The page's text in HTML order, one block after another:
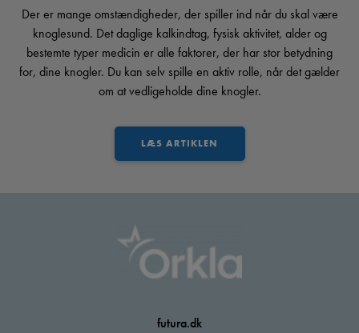
Der er mange omstændigheder, der spiller ind når du skal være
knoglesund. Det daglige kalkindtag, fysisk aktivitet, alder og
bestemte typer medicin er alle faktorer, der har stor betydning
for, dine knogler. Du kan selv spille en aktiv rolle, når det gælder
om at vedligeholde dine knogler.
LÆS ARTIKLEN
futura.dk